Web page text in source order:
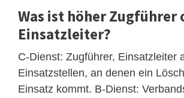
Was ist höher Zugführer
Einsatzleiter?
C-Dienst: Zugführer, Einsatzleiter
Einsatzstellen, an denen ein
Einsatz kommt. B-Dienst: